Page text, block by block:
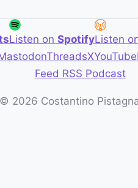
Listen on SpotifyListen
ThreadsXYouTube
Feed RSS Podcast
2026 Costantino